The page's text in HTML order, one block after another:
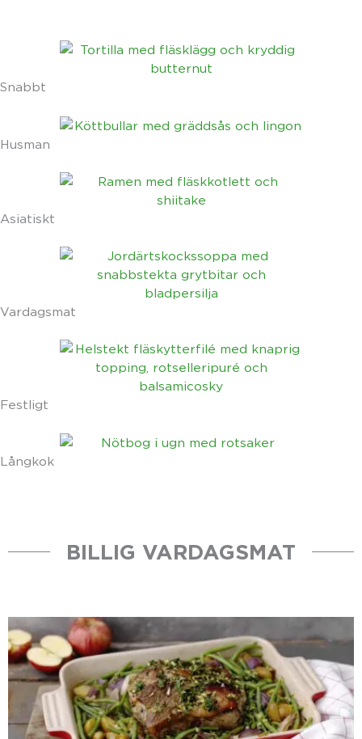
Snabbt
Husman
Asiatiskt
Vardagsmat
Festligt
Långkok
BILLIG VARDAGSMAT